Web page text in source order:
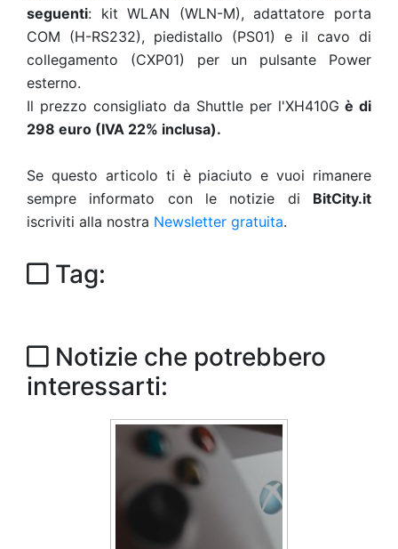
seguenti: kit WLAN (WLN-M), adattatore porta
COM (H-RS232), piedistallo (PS01) e il cavo di
collegamento (CXP01) per un pulsante Power
esterno.
Il prezzo consigliato da Shuttle per l'XH410G è di
298 euro (IVA 22% inclusa).
Se questo articolo ti è piaciuto e vuoi rimanere
sempre informato con le notizie di BitCity.it
iscriviti alla nostra Newsletter gratuita.
Tag:
Notizie che potrebbero
interessarti: